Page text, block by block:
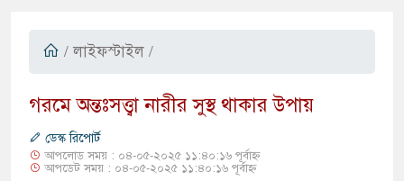
/ লাইফস্টাইল /
গরমে অন্তঃসত্ত্বা নারীর সুস্থ থাকার উপায়
ডেস্ক রিপোর্ট
আপলোড সময় : ০৪-০৫-২০২৫ ১১:৪০:১৬ পূর্বাহ্ন
আপডেট সময় : ০৪-০৫-২০২৫ ১১:৪০:১৬ পূর্বাহ্ন